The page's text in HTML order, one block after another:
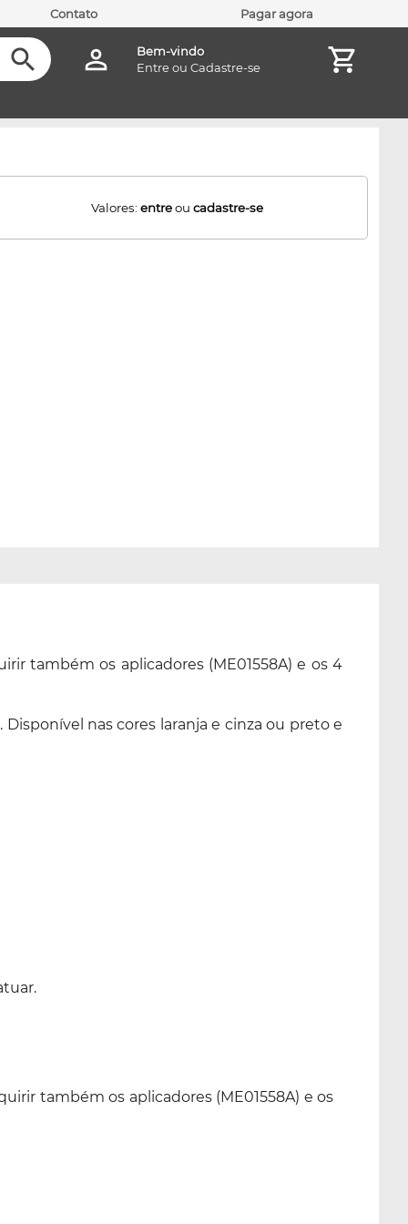
Contato Pagar agora
Bem-vindo
Entreou Cadastre-se
Valores:entreoucadastre-se
também os aplicadores (ME01558A) e os 4
nas cores laranja e cinza ou preto e
também os aplicadores (ME01558A) e os